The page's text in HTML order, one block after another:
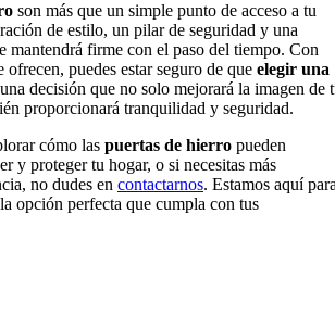
son más que un simple punto de acceso a tu
de estilo, un pilar de seguridad y una
mantendrá firme con el paso del tiempo. Con
ofrecen, puedes estar seguro de que elegir una
decisión que no solo mejorará la imagen de
proporcionará tranquilidad y seguridad.
cómo las puertas de hierro pueden
y proteger tu hogar, o si necesitas más
no dudes en contactarnos. Estamos aquí
opción perfecta que cumpla con tus